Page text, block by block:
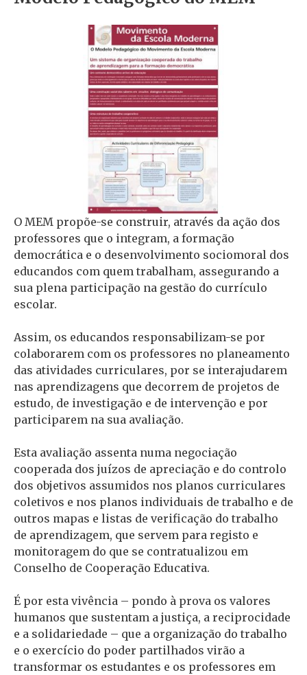
O MEM propõe-se construir, através da ação dos
professores que o integram, a formação
democrática e o desenvolvimento sociomoral dos
educandos com quem trabalham, assegurando a
sua plena participação na gestão do currículo
escolar.
Assim, os educandos responsabilizam-se por
colaborarem com os professores no planeamento
das atividades curriculares, por se interajudarem
nas aprendizagens que decorrem de projetos de
estudo, de investigação e de intervenção e por
participarem na sua avaliação.
Esta avaliação assenta numa negociação
cooperada dos juízos de apreciação e do controlo
dos objetivos assumidos nos planos curriculares
coletivos e nos planos individuais de trabalho e de
outros mapas e listas de verificação do trabalho
de aprendizagem, que servem para registo e
monitoragem do que se contratualizou em
Conselho de Cooperação Educativa.
É por esta vivência – pondo à prova os valores
humanos que sustentam a justiça, a reciprocidade
e a solidariedade – que a organização do trabalho
e o exercício do poder partilhados virão a
transformar os estudantes e os professores em